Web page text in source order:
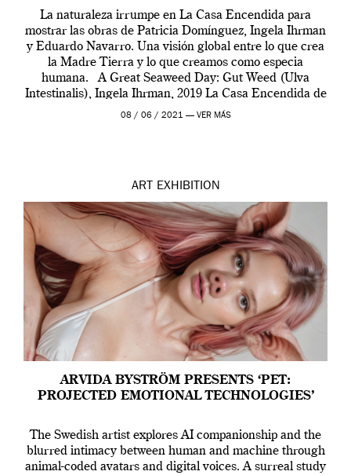
La naturaleza irrumpe en La Casa Encendida para
mostrar las obras de Patricia Domínguez, Ingela Ihrman
y Eduardo Navarro. Una visión global entre lo que crea
la Madre Tierra y lo que creamos como especia
humana. A Great Seaweed Day: Gut Weed (Ulva
Intestinalis), Ingela Ihrman, 2019 La Casa Encendida de
Madrid y la Wellcome […]
08 / 06 / 2021 — VER MÁS
ART EXHIBITION
ARVIDA BYSTRÖM PRESENTS ‘PET:
PROJECTED EMOTIONAL TECHNOLOGIES’
The Swedish artist explores AI companionship and the
blurred intimacy between human and machine through
animal-coded avatars and digital voices. A surreal study